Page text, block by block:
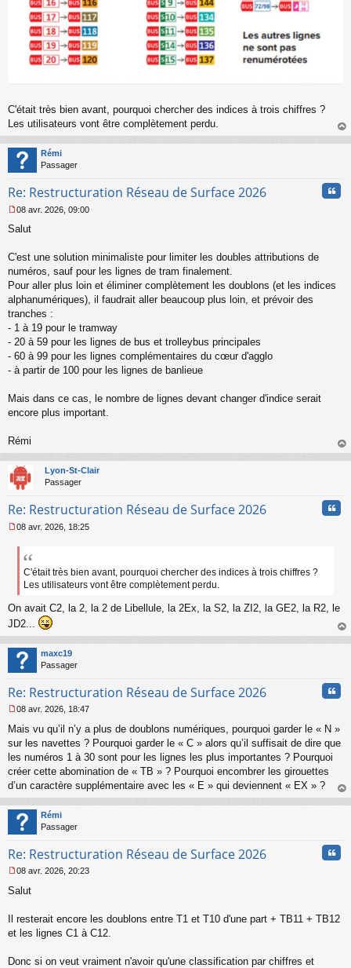
C'était très bien avant, pourquoi chercher des indices à trois chiffres ?
Les utilisateurs vont être complètement perdu.
au
Rémi
Passager
Re: Restructuration Réseau de Surface 2026
e
s
g
e
n
o
n
l
u
08 avr. 2026, 09:00
Salut
C'est une solution minimaliste pour limiter les doubles attributions de
numéros, sauf pour les lignes de tram finalement.
Pour aller plus loin et éliminer complètement les doublons (et les indices
alphanumériques), il faudrait aller beaucoup plus loin, et prévoir des
tranches :
- 1 à 19 pour le tramway
- 20 à 59 pour les lignes de bus et trolleybus principales
- 60 à 99 pour les lignes complémentaires du cœur d'agglo
- à partir de 100 pour les lignes de banlieue
Mais dans ce cas, le nombre de lignes devant changer d'indice serait
encore plus important.
Rémi
au
Lyon-St-Clair
Passager
Re: Restructuration Réseau de Surface 2026
e
g
e
n
o
l
u
08 avr. 2026, 18:25
C'était très bien avant, pourquoi chercher des indices à trois chiffres ?
Les utilisateurs vont être complètement perdu.
On avait C2, la 2, la 2 de Libellule, la 2Ex, la S2, la ZI2, la GE2, la R2, le
JD2...
au
maxc19
Passager
Re: Restructuration Réseau de Surface 2026
e
s
g
e
n
o
n
l
08 avr. 2026, 18:47
Mais vu qu’il n’y a plus de doublons numériques, pourquoi garder le « N »
sur les navettes ? Pourquoi garder le « C » alors qu’il suffisait de dire que
les numéros 1 à 30 sont pour les lignes les plus importantes ? Pourquoi
créer cette abomination de « TB » ? Pourquoi encombrer les girouettes
d’un caractère supplémentaire avec les « E » qui deviennent « EX » ?
au
Rémi
Passager
Re: Restructuration Réseau de Surface 2026
e
s
a
g
n
08 avr. 2026, 20:23
Salut
Il resterait encore les doublons entre T1 et T10 d'une part + TB11 + TB12
et les lignes C1 à C12.
Donc si on veut vraiment n'avoir qu'une classification par chiffres et